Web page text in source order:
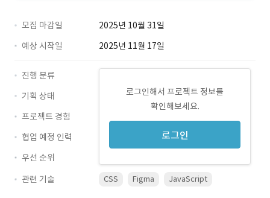
모집 마감일
2025년 10월 31일
예상 시작일
2025년 11월 17일
로그인해서 프로젝트 정보를
확인해보세요.
로그인
진행 분류
기획 상태
프로젝트 경험
협업 예정 인력
우선 순위
관련 기술
CSS Figma JavaScript